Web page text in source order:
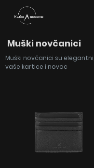
Muški novčanici
Muški novčanici su
vaše kartice i novac